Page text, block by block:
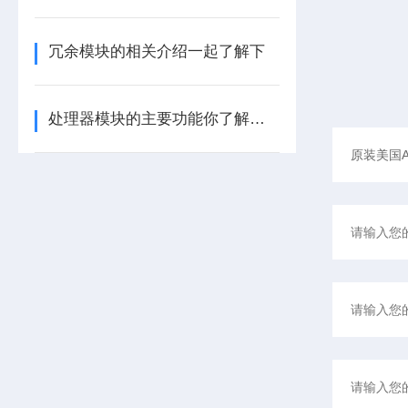
冗余模块的相关介绍一起了解下
处理器模块的主要功能你了解多少呢